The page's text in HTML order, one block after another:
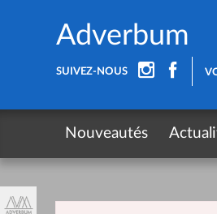
Adverbum
SUIVEZ-NOUS
Nouveautés